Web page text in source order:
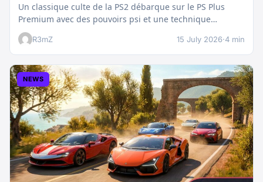
Un classique culte de la PS2 débarque sur le PS Plus
Premium avec des pouvoirs psi et une technique
boostée.…
R3mZ 15 July 2026·4 min
NEWS